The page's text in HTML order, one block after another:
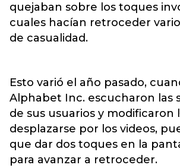
quejaban sobre los toques
cuales hacían retroceder
de casualidad.
Esto varió el año pasado,
Alphabet Inc. escucharon las
de sus usuarios y modificaron
desplazarse por los videos,
que dar dos toques en la
para avanzar a retroceder.